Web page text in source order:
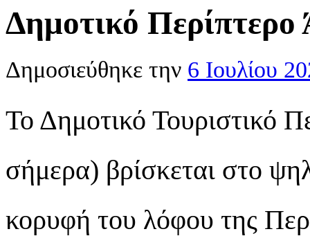
Δημοτικό Περίπτερο
Δημοσιεύθηκε την 6 Ιουλίου
Το Δημοτικό Τουριστικό
σήμερα) βρίσκεται στο
κορυφή του λόφου της